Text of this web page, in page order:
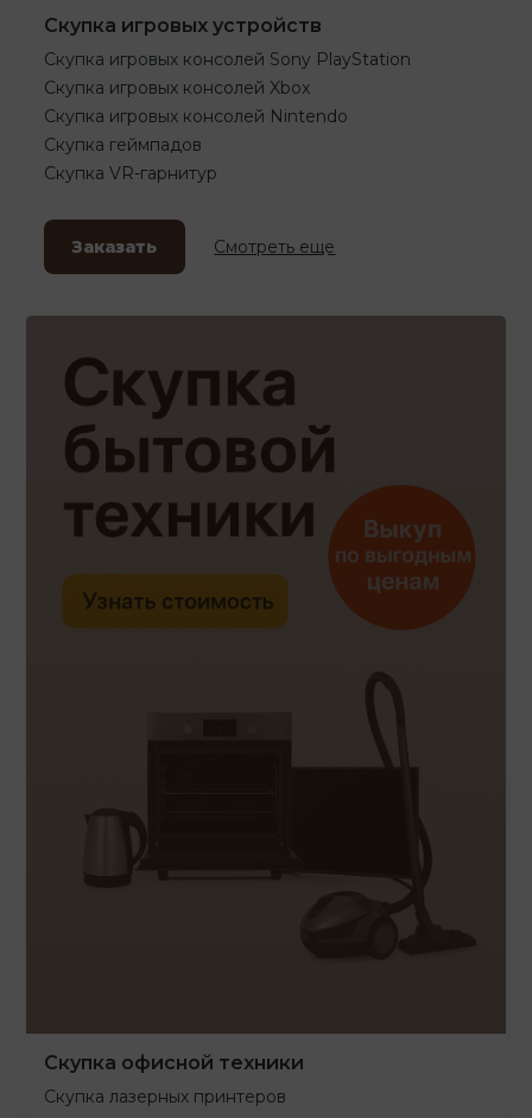
Скупка игровых устройств
Скупка игровых консолей Sony PlayStation
Скупка игровых консолей Xbox
Скупка игровых консолей Nintendo
Скупка геймпадов
Скупка VR-гарнитур
Заказать Смотреть еще
Скупка офисной техники
Скупка лазерных принтеров